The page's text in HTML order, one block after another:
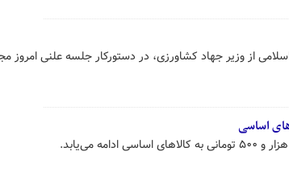
از وزیر جهاد کشاورزی، در دستورکار جلسه علنی امروز